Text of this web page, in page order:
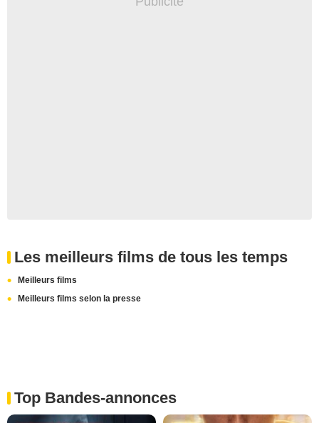
Les meilleurs films de tous les temps
Meilleurs films
Meilleurs films selon la presse
Top Bandes-annonces